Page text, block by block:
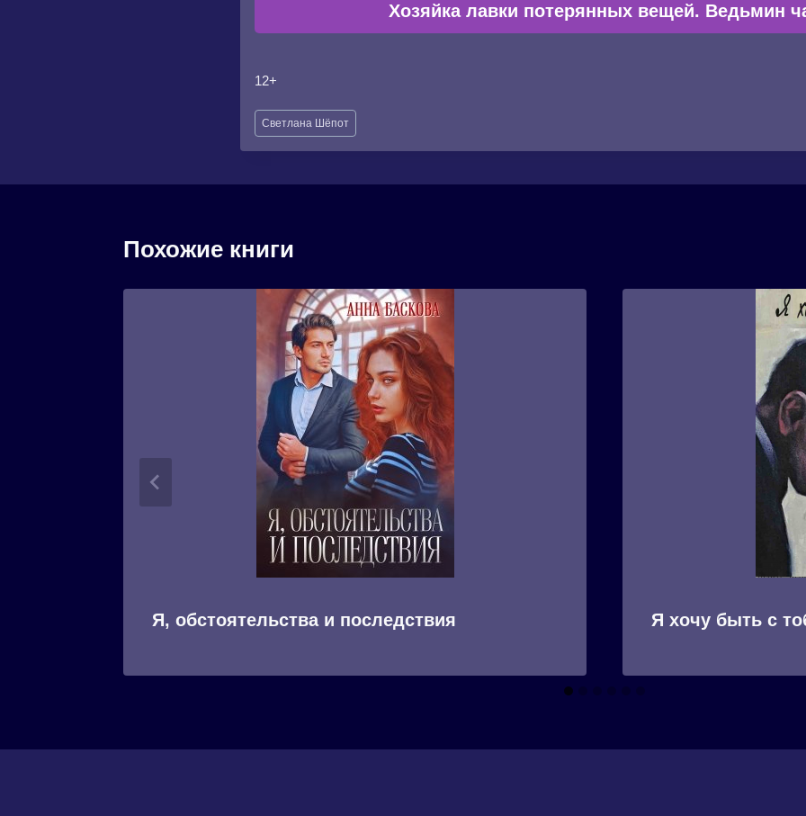
Хозяйка лавки потерянных вещей. Ведьмин
12+
Метки
записи:
Светлана Шёпот
Похожие книги
Я, обстоятельства и последствия Я хочу быть с